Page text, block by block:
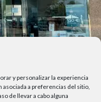
y personalizar la experiencia
a preferencias del sitio,
de llevar a cabo alguna